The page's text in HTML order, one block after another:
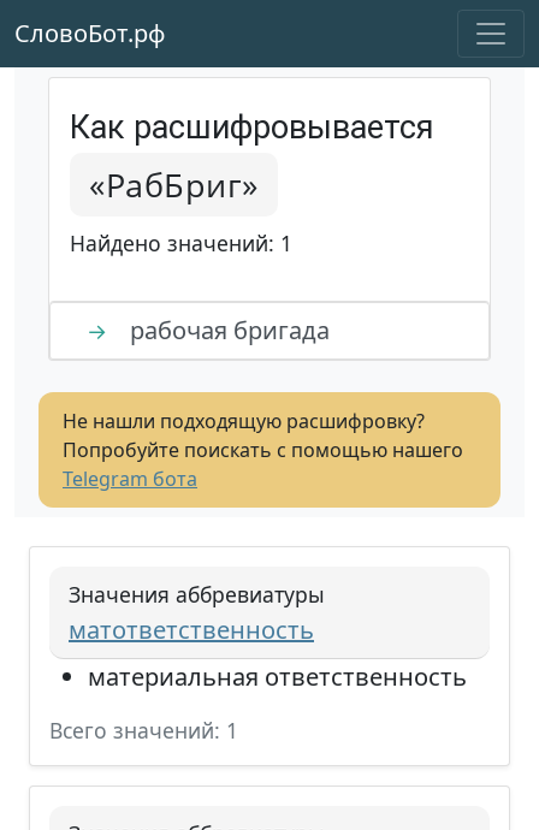
СловоБот.рф
Как расшифровывается
«РабБриг»
Найдено значений: 1
→ рабочая бригада
Не нашли подходящую расшифровку?
Попробуйте поискать с помощью нашего
Telegram бота
Значения аббревиатуры
матответственность
материальная ответственность
Всего значений: 1